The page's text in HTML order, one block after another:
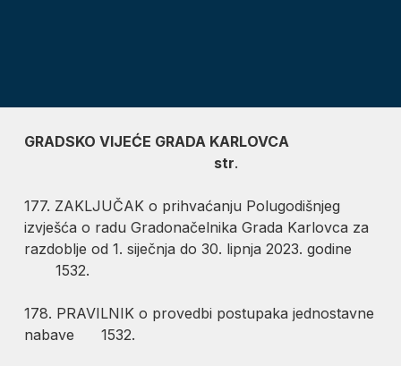
GRADSKO VIJEĆE GRADA KARLOVCA
str.
177. ZAKLJUČAK o prihvaćanju Polugodišnjeg
izvješća o radu Gradonačelnika Grada Karlovca za
razdoblje od 1. siječnja do 30. lipnja 2023. godine
1532.
178. PRAVILNIK o provedbi postupaka jednostavne
nabave 1532.